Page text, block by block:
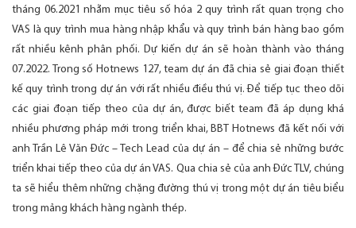
tháng 06.2021 nhằm mục tiêu số hóa 2 quy trình rất quan trọng cho
VAS là quy trình mua hàng nhập khẩu và quy trình bán hàng bao gồm
rất nhiều kênh phân phối. Dự kiến dự án sẽ hoàn thành vào tháng
07.2022. Trong số Hotnews 127, team dự án đã chia sẻ giai đoạn thiết
kế quy trình trong dự án với rất nhiều điều thú vị. Để tiếp tục theo dõi
các giai đoạn tiếp theo của dự án, được biết team đã áp dụng khá
nhiều phương pháp mới trong triển khai, BBT Hotnews đã kết nối với
anh Trần Lê Văn Đức – Tech Lead của dự án – để chia sẻ những bước
triển khai tiếp theo của dự án VAS. Qua chia sẻ của anh Đức TLV, chúng
ta sẽ hiểu thêm những chặng đường thú vị trong một dự án tiêu biểu
trong mảng khách hàng ngành thép.